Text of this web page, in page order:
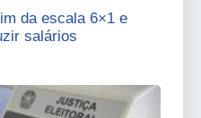
da escala 6×1 e
salários